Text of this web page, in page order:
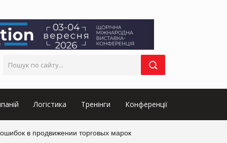
Логістика Тренінги Конференції
в продвижении торговых марок